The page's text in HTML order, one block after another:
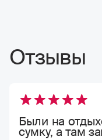
Отзывы
Были на
сумку, а там